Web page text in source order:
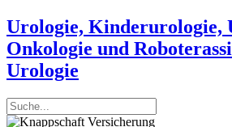
Urologie, Kinderurologie,
Onkologie und
Urologie